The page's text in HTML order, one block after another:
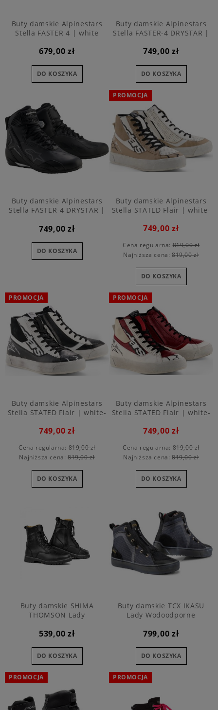
Buty damskie Alpinestars
Stella FASTER 4 | white
679,00 zł
DO KOSZYKA
Buty damskie Alpinestars
Stella FASTER-4 DRYSTAR |
749,00 zł
DO KOSZYKA
Buty damskie Alpinestars
Stella FASTER-4 DRYSTAR |
749,00 zł
DO KOSZYKA
Buty damskie Alpinestars
Stella STATED Flair | white-
749,00 zł
Cena regularna:819,00 zł
Najniższa cena:819,00 zł
DO KOSZYKA
PROMOCJA
Buty damskie Alpinestars
Stella STATED Flair | white-
749,00 zł
Cena regularna:819,00 zł
Najniższa cena:819,00 zł
DO KOSZYKA
PROMOCJA
Buty damskie Alpinestars
Stella STATED Flair | white-
749,00 zł
Cena regularna:819,00 zł
Najniższa cena:819,00 zł
DO KOSZYKA
PROMOCJA
Buty damskie SHIMA
THOMSON Lady
539,00 zł
DO KOSZYKA
Buty damskie TCX IKASU
Lady Wodoodporne
799,00 zł
DO KOSZYKA
PROMOCJA PROMOCJA